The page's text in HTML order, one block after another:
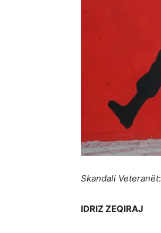
Skandali Veteranët:
IDRIZ ZEQIRAJ